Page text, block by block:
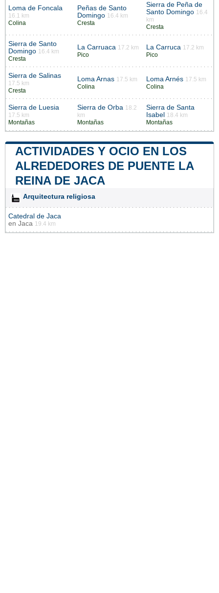
Loma de Foncala
16.1 km
Colina
Peñas de Santo
Domingo 16.4 km
Cresta
Sierra de Peña de
Santo Domingo 16.4
km
Cresta
Sierra de Santo
Domingo 16.4 km
Cresta
La Carruaca 17.2 km
Pico
La Carruca 17.2 km
Pico
Sierra de Salinas
17.5 km
Cresta
Loma Arnas 17.5 km
Colina
Loma Arnés 17.5 km
Colina
Sierra de Luesia
17.5 km
Montañas
Sierra de Orba 18.2
km
Montañas
Sierra de Santa
Isabel 18.4 km
Montañas
ACTIVIDADES Y OCIO EN LOS
ALREDEDORES DE PUENTE LA
REINA DE JACA
Arquitectura religiosa
Catedral de Jaca
en Jaca 19.4 km